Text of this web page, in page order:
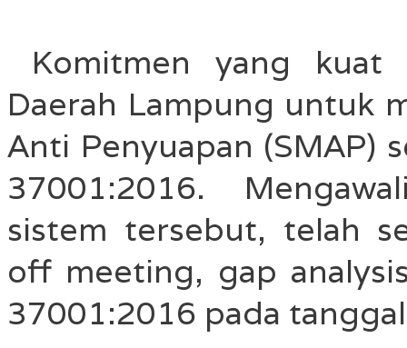
Komitmen yang kuat
Daerah Lampung untuk
Anti Penyuapan (SMAP)
37001:2016.
sistem tersebut, telah
off meeting, gap
37001:2016 pada